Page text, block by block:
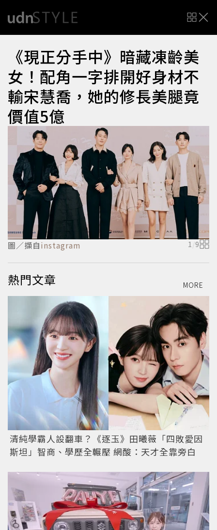
《現正分手中》暗藏凍齡美
女！配角一字排開好身材不
輸宋慧喬，她的修長美腿竟
價值5億
圖／擷自instagram 1 /9
熱門文章 MORE
清純學霸人設翻車？《逐玉》田曦薇「四敗愛因
斯坦」智商、學歷全輾壓 網酸：天才全靠旁白